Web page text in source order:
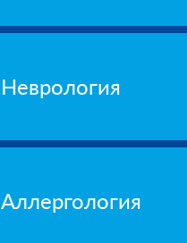
Неврология
Аллергология